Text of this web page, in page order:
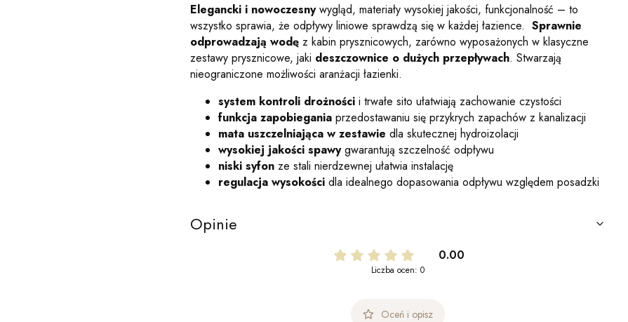
Elegancki i nowoczesnywygląd, materiały wysokiej jakości, funkcjonalność – to
wszystko sprawia, że odpływy liniowe sprawdzą się w każdej łazience. Sprawnie
odprowadzają wodę z kabin prysznicowych, zarówno wyposażonych w klasyczne
zestawy prysznicowe, jaki deszczownice o dużych przepływach. Stwarzają
nieograniczone możliwości aranżacji łazienki.
system kontroli drożności i trwałe sito ułatwiają zachowanie czystości
funkcja zapobiegania przedostawaniu się przykrych zapachów z kanalizacji
mata uszczelniająca w zestawie dla skutecznej hydroizolacji
wysokiej jakości spawygwarantują szczelność odpływu
niski syfon ze stali nierdzewnej ułatwia instalację
regulacja wysokości dla idealnego dopasowania odpływu względem posadzki
Opinie
0.00
Liczba ocen: 0
Oceń i opisz